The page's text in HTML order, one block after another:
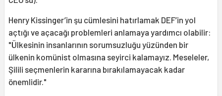
Henry Kissinger’in şu cümlesini hatırlamak DEF’in yol
açtığı ve açacağı problemleri anlamaya yardımcı olabilir:
"Ülkesinin insanlarının sorumsuzluğu yüzünden bir
ülkenin komünist olmasına seyirci kalamayız. Meseleler,
Şilili seçmenlerin kararına bırakılamayacak kadar
önemlidir."